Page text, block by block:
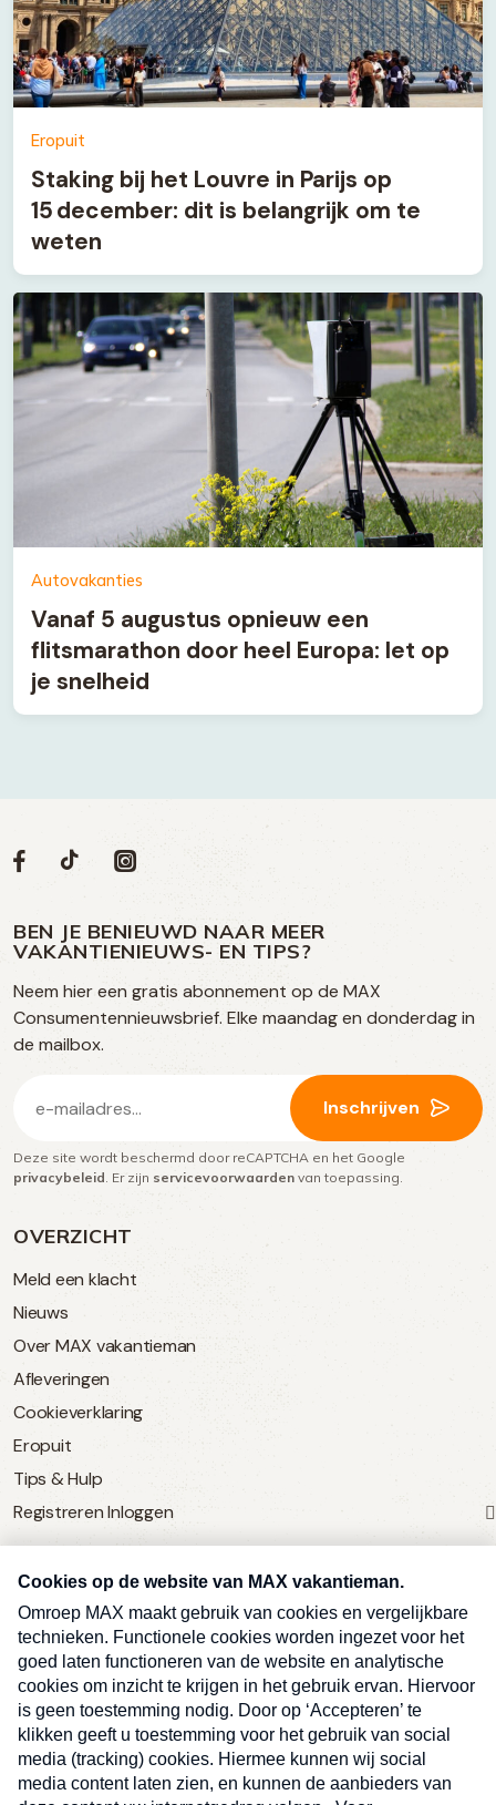
Eropuit
Staking bij het Louvre in Parijs op
15 december: dit is belangrijk om te
weten
Autovakanties
Vanaf 5 augustus opnieuw een
flitsmarathon door heel Europa: let op
je snelheid
OVERZICHT
Meld een klacht
Nieuws
Over MAX vakantieman
Afleveringen
Cookieverklaring
Eropuit
Tips & Hulp
Registreren Inloggen
SERVICE
Over Omroep MAX
MAX Vandaag
MAX Meldpunt
Pers
Contact
Algemene voorwaarden
Volg
op
social
media
Social
Volg
op
Facebook
Volg
op
TikTok
Volg
op
Instagram
BEN JE BENIEUWD NAAR MEER
VAKANTIENIEUWS- EN TIPS?
Neem hier een gratis abonnement op de MAX
Consumentennieuwsbrief. Elke maandag en donderdag in
de mailbox.
mailadres
(Vereist)
Inschrijven
Deze site wordt beschermd door reCAPTCHA en het Google
privacybeleid . Er zijn servicevoorwaarden van toepassing.